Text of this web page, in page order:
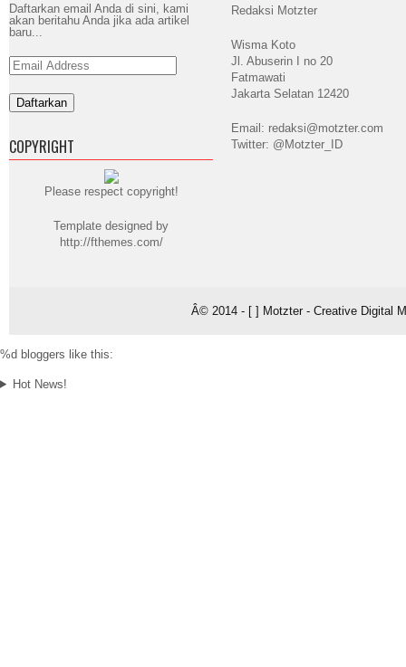
Daftarkan email Anda di sini, kami
akan beritahu Anda jika ada artikel
baru...
Email
Address
COPYRIGHT
Please respect copyright!
Template designed by
http://fthemes.com/
Redaksi Motzter
Wisma Koto
Jl. Abuserin I no 20
Fatmawati
Jakarta Selatan 12420
Email: redaksi@motzter.com
Twitter: @Motzter_ID
Â© 2014 - [ ] Motzter - Creative Digital
%d bloggers like this:
Hot News!